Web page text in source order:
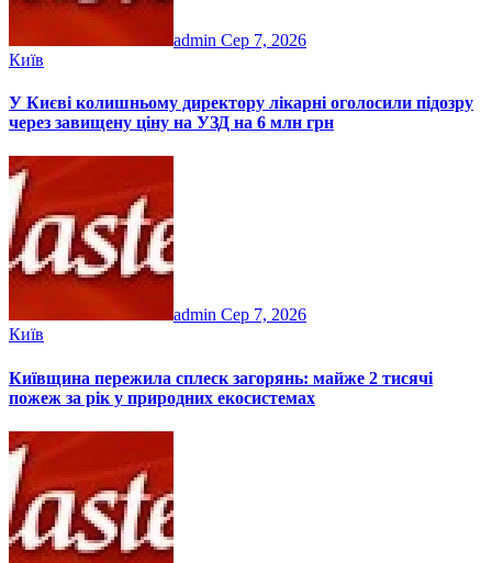
admin Сер 7, 2026
Київ
У Києві колишньому директору лікарні оголосили підозру
через завищену ціну на УЗД на 6 млн грн
admin Сер 7, 2026
Київ
Київщина пережила сплеск загорянь: майже 2 тисячі
пожеж за рік у природних екосистемах